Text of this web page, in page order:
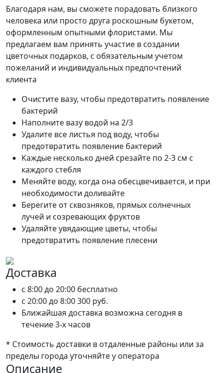
Благодаря нам, вы сможете порадовать близкого
человека или просто друга роскошным букетом,
оформленным опытными флористами. Мы
предлагаем вам принять участие в создании
цветочных подарков, с обязательным учетом
пожеланий и индивидуальных предпочтений
клиента
Очистите вазу, чтобы предотвратить появление
бактерий
Наполните вазу водой на 2/3
Удалите все листья под воду, чтобы
предотвратить появление бактерий
Каждые несколько дней срезайте по 2-3 см с
каждого стебля
Меняйте воду, когда она обесцвечивается, и при
необходимости доливайте
Берегите от сквозняков, прямых солнечных
лучей и созревающих фруктов
Удаляйте увядающие цветы, чтобы
предотвратить появление плесени
Доставка
c 8:00 до 20:00 бесплатно
c 20:00 до 8:00300 руб.
Ближайшая доставка возможна сегодня в
течение 3-х часов
* Стоимость доставки в отдаленные районы или за
пределы города уточняйте у оператора
Описание